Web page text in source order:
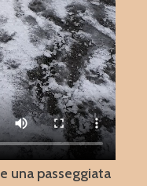
una passeggiata